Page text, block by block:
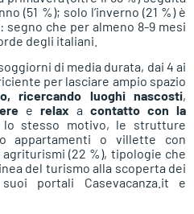
(51 %); solo l’inverno (21 %) è
che per almeno 8-9 mesi
degli italiani.
di media durata, dai 4 ai
per lasciare ampio spazio
ricercando luoghi nascosti,
e relax a contatto con la
stesso motivo, le strutture
appartamenti o villette con
(22 %), tipologie che
del turismo alla scoperta dei
portali Casevacanza.it e